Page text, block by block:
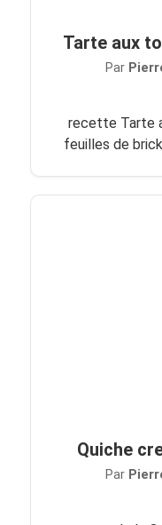
Tarte aux
Par
recette Tarte
feuilles de
Quiche
Par